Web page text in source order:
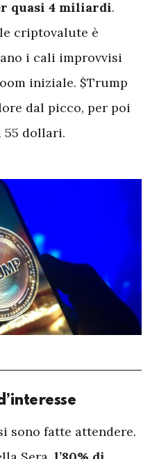
quasi 4 miliardi.
criptovalute è
i cali improvvisi
iniziale. $Trump
dal picco, per poi
dollari.
sono fatte attendere.